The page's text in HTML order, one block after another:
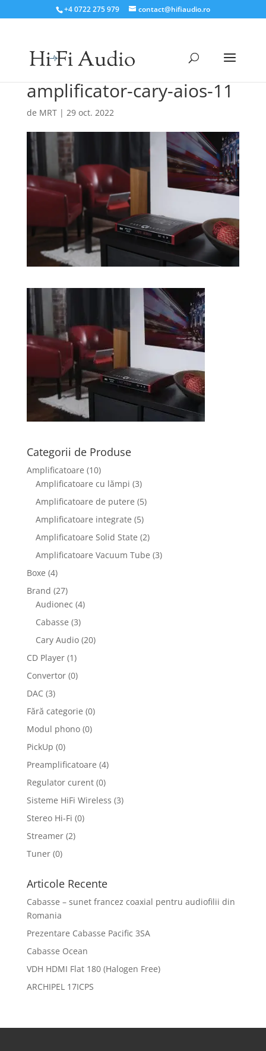
+4 0722 275 979 contact@hifiaudio.ro
amplificator-cary-aios-11
de MRT| 29 oct. 2022
Categorii de Produse
Amplificatoare (10)
Amplificatoare cu lămpi (3)
Amplificatoare de putere (5)
Amplificatoare integrate (5)
Amplificatoare Solid State (2)
Amplificatoare Vacuum Tube (3)
Boxe (4)
Brand (27)
Audionec (4)
Cabasse (3)
Cary Audio (20)
CD Player (1)
Convertor (0)
DAC (3)
Fără categorie (0)
Modul phono (0)
PickUp (0)
Preamplificatoare (4)
Regulator curent (0)
Sisteme HiFi Wireless (3)
Stereo Hi-Fi (0)
Streamer (2)
Tuner (0)
Articole Recente
Cabasse – sunet francez coaxial pentru audiofilii din
Romania
Prezentare Cabasse Pacific 3SA
Cabasse Ocean
VDH HDMI Flat 180 (Halogen Free)
ARCHIPEL 17ICPS